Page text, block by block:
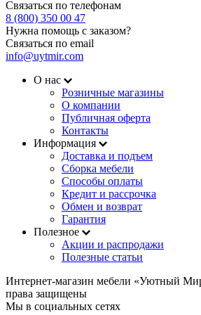
Связаться по телефонам
8 (800) 350 00 47
Нужна помощь с заказом?
Связаться по email
info@uytmir.com
О нас
Розничные магазины
О компании
Публичная оферта
Контакты
Информация
Доставка и подъем
Сборка мебели
Способы оплаты
Кредит и рассрочка
Обмен и возврат
Гарантия
Полезное
Акции и распродажи
Полезные статьи
Интернет-магазин мебели «Уютный
права защищены
Мы в социальных сетях